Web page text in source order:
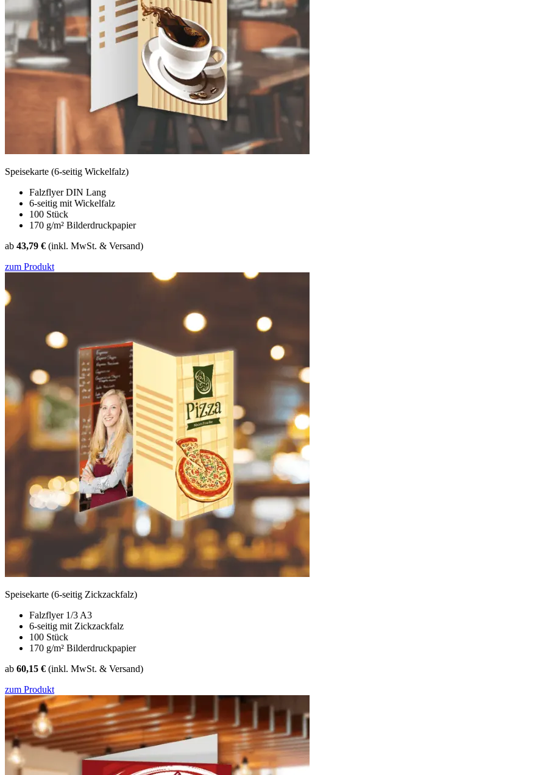
Speisekarte (6-seitig Wickelfalz)
Falzflyer DIN Lang
6-seitig mit Wickelfalz
100 Stück
170 g/m² Bilderdruckpapier
ab 43,79 € (inkl. MwSt. & Versand)
zum Produkt
Speisekarte (6-seitig Zickzackfalz)
Falzflyer 1/3 A3
6-seitig mit Zickzackfalz
100 Stück
170 g/m² Bilderdruckpapier
ab 60,15 € (inkl. MwSt. & Versand)
zum Produkt